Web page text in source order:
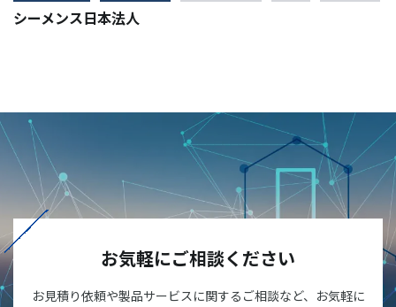
シーメンス日本法人
お気軽にご相談ください
お見積り依頼や製品サービスに関するご相談など、お気軽に